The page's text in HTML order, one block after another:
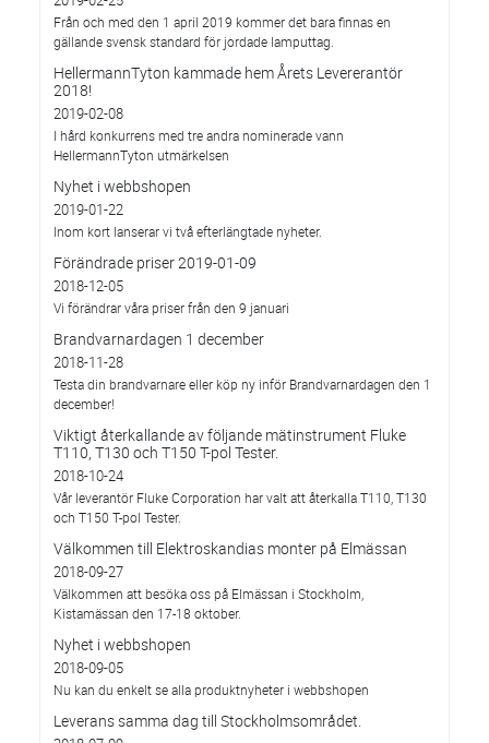
Från och med den 1 april 2019 kommer det bara finnas en
gällande svensk standard för jordade lamputtag.
HellermannTyton kammade hem Årets Levererantör
2018!
2019-02-08
I hård konkurrens med tre andra nominerade vann
HellermannTyton utmärkelsen
Nyhet i webbshopen
2019-01-22
Inom kort lanserar vi två efterlängtade nyheter.
Förändrade priser 2019-01-09
2018-12-05
Vi förändrar våra priser från den 9 januari
Brandvarnardagen 1 december
2018-11-28
Testa din brandvarnare eller köp ny inför Brandvarnardagen den 1
december!
Viktigt återkallande av följande mätinstrument Fluke
T110, T130 och T150 T-pol Tester.
2018-10-24
Vår leverantör Fluke Corporation har valt att återkalla T110, T130
och T150 T-pol Tester.
Välkommen till Elektroskandias monter på Elmässan
2018-09-27
Välkommen att besöka oss på Elmässan i Stockholm,
Kistamässan den 17-18 oktober.
Nyhet i webbshopen
2018-09-05
Nu kan du enkelt se alla produktnyheter i webbshopen
Leverans samma dag till Stockholmsområdet.